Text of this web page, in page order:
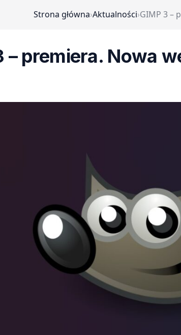
Strona główna›Aktualności›GIMP 3 –
– premiera. Nowa